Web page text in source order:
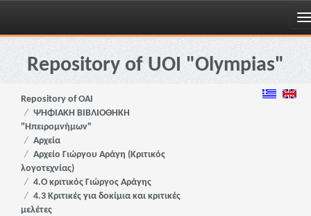
Skip
navigationRepository of UOI "Olympias"
Repository of OAI
ΨΗΦΙΑΚΗ ΒΙΒΛΙΟΘΗΚΗ
"Ηπειρομνήμων"
Αρχεία
Αρχείο Γιώργου Αράγη (Κριτικός
λογοτεχνίας)
4.Ο κριτικός Γιώργος Αράγης
4.3 Κριτικές για δοκίμια και κριτικές
μελέτες